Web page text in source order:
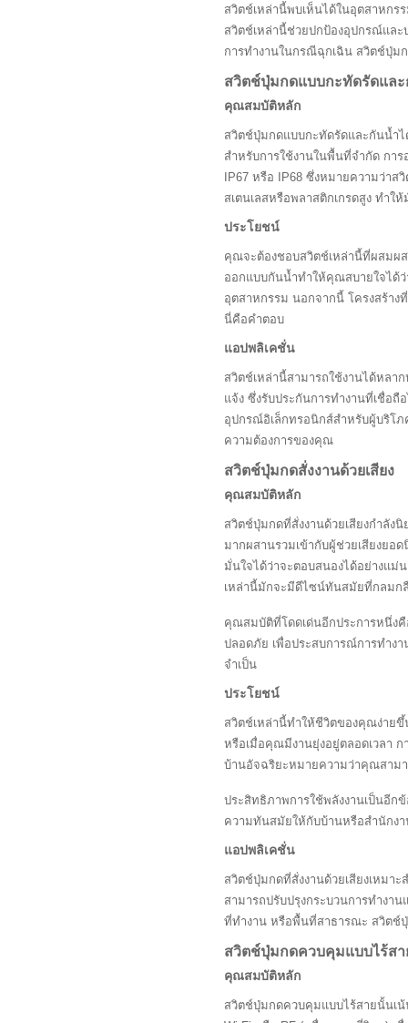
สวิตช์เหล่านี้พบเห็นได้ในอุตสาหกร
สวิตช์เหล่านี้ช่วยปกป้องอุปกรณ์แล
การทำงานในกรณีฉุกเฉิน สวิตช์ปุ่ม
สวิตช์ปุ่มกดแบบกะทัดรัดแล
คุณสมบัติหลัก
สวิตช์ปุ่มกดแบบกะทัดรัดและกันน้ำ
สำหรับการใช้งานในพื้นที่จำกัด กา
IP67 หรือ IP68 ซึ่งหมายความว่า
สเตนเลสหรือพลาสติกเกรดสูง ทำ
ประโยชน์
คุณจะต้องชอบสวิตช์เหล่านี้ที่ผสมผ
ออกแบบกันน้ำทำให้คุณสบายใจได้ว่
อุตสาหกรรม นอกจากนี้ โครงสร้าง
นี่คือคำตอบ
แอปพลิเคชั่น
สวิตช์เหล่านี้สามารถใช้งานได้หลา
แจ้ง ซึ่งรับประกันการทำงานที่เชื่อ
อุปกรณ์อิเล็กทรอนิกส์สำหรับผู้บริโ
ความต้องการของคุณ
สวิตช์ปุ่มกดสั่งงานด้วยเสียง
คุณสมบัติหลัก
สวิตช์ปุ่มกดที่สั่งงานด้วยเสียงกำลัง
มากผสานรวมเข้ากับผู้ช่วยเสียงยอ
มั่นใจได้ว่าจะตอบสนองได้อย่างแ
เหล่านี้มักจะมีดีไซน์ทันสมัยที่กลมก
คุณสมบัติที่โดดเด่นอีกประการหนึ่ง
ปลอดภัย เพื่อประสบการณ์การทำง
จำเป็น
ประโยชน์
สวิตช์เหล่านี้ทำให้ชีวิตของคุณง่ายขึ้
หรือเมื่อคุณมีงานยุ่งอยู่ตลอดเวลา ก
บ้านอัจฉริยะหมายความว่าคุณสาม
ประสิทธิภาพการใช้พลังงานเป็นอีก
ความทันสมัยให้กับบ้านหรือสำนักง
แอปพลิเคชั่น
สวิตช์ปุ่มกดที่สั่งงานด้วยเสียงเหมา
สามารถปรับปรุงกระบวนการทำงา
ที่ทำงาน หรือพื้นที่สาธารณะ สวิตช์
สวิตช์ปุ่มกดควบคุมแบบไร้สา
คุณสมบัติหลัก
สวิตช์ปุ่มกดควบคุมแบบไร้สายนั้นเ